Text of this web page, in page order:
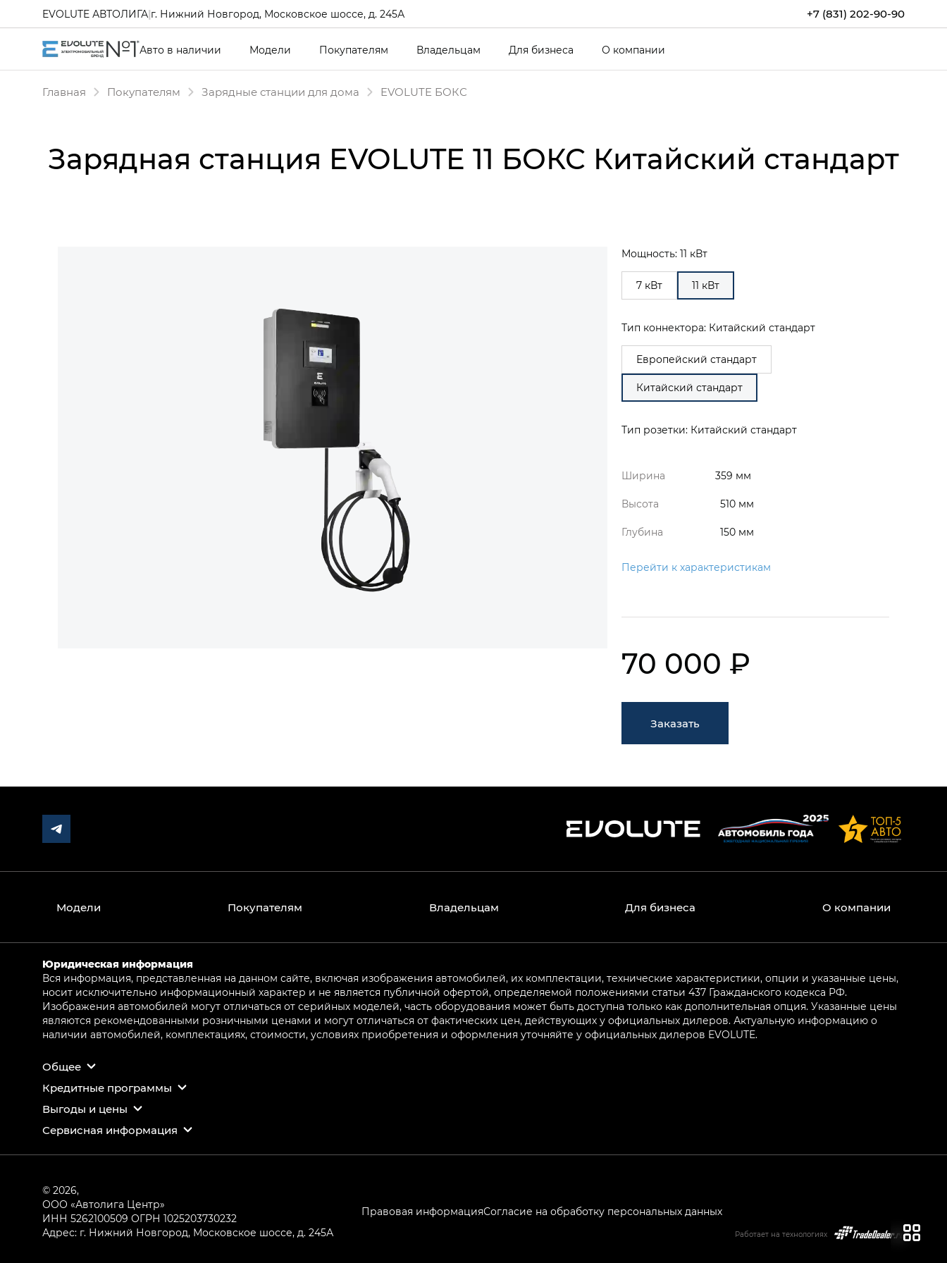
+7 (831) 202-90-90
EVOLUTE АВТОЛИГА|г. Нижний Новгород, Московское шоссе, д. 245А
Авто в наличии Модели Покупателям Владельцам Для бизнеса О компании
Главная Покупателям Зарядные станции для дома EVOLUTE БОКС
Зарядная станция EVOLUTE 11 БОКС Китайский стандарт
Мощность: 11 кВт
7 кВт 11 кВт
Тип коннектора: Китайский стандарт
Европейский стандарт
Китайский стандарт
Тип розетки: Китайский стандарт
Ширина 359 мм
Высота 510 мм
Глубина 150 мм
Перейти к характеристикам
70 000 ₽
Заказать
Модели Покупателям Владельцам Для бизнеса О компании
Юридическая информация
Вся информация, представленная на данном сайте, включая изображения автомобилей, их комплектации, технические характеристики, опции и указанные цены,
носит исключительно информационный характер и не является публичной офертой, определяемой положениями статьи 437 Гражданского кодекса РФ.
Изображения автомобилей могут отличаться от серийных моделей, часть оборудования может быть доступна только как дополнительная опция. Указанные цены
являются рекомендованными розничными ценами и могут отличаться от фактических цен, действующих у официальных дилеров. Актуальную информацию о
наличии автомобилей, комплектациях, стоимости, условиях приобретения и оформления уточняйте у официальных дилеров EVOLUTE.
Общее
Кредитные программы
Выгоды и цены
Сервисная информация
© 2026,
ООО «Автолига Центр»
ИНН 5262100509 ОГРН 1025203730232
Адрес: г. Нижний Новгород, Московское шоссе, д. 245А
Правовая информацияСогласие на обработку персональных данных
Работает на технологиях